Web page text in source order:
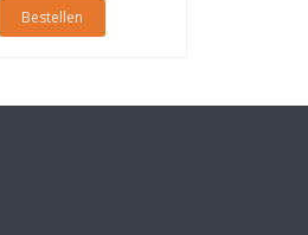
Bestellen